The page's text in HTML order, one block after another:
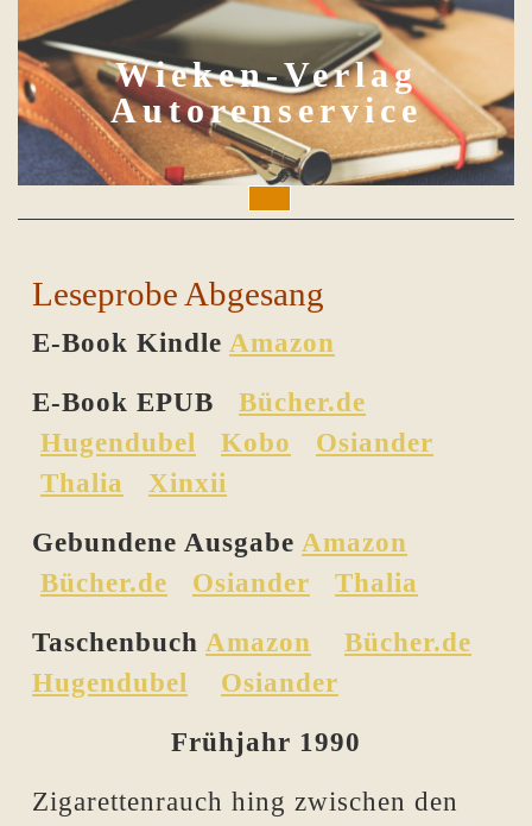
to
content
Wieken-Verlag
Autorenservice
Button
Leseprobe Abgesang
E-Book Kindle Amazon
E-Book EPUB Bücher.de
Hugendubel
Kobo
Osiander
Thalia
Xinxii
Gebundene Ausgabe Amazon
Bücher.de
Osiander
Thalia
Taschenbuch Amazon
Bücher.de
Hugendubel
Osiander
Frühjahr 1990
Zigarettenrauch hing zwischen den